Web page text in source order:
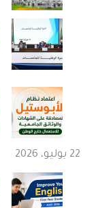
22 يوليو، 2026